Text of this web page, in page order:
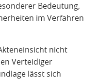
Bedeutung,
im Verfahren
nicht
Verteidiger
lässt sich